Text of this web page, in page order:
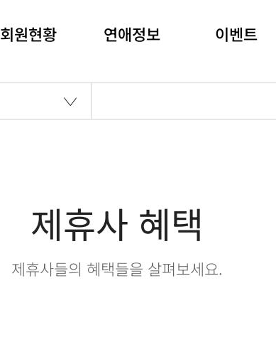
회원현황 연애정보 이벤트
제휴사 혜택
제휴사들의 혜택들을 살펴보세요.